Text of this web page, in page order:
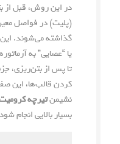
در این روش، قبل از
(پلیت) در فواصل
گذاشته می‌شوند. این
یا “عصایی” به
تا پس از بتن‌ریزی،
کردن قالب‌ها، این
نشیمنتیرچه
بسیار بالایی انجام